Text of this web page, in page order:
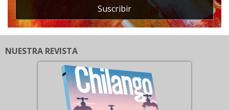
Suscribir
NUESTRA REVISTA